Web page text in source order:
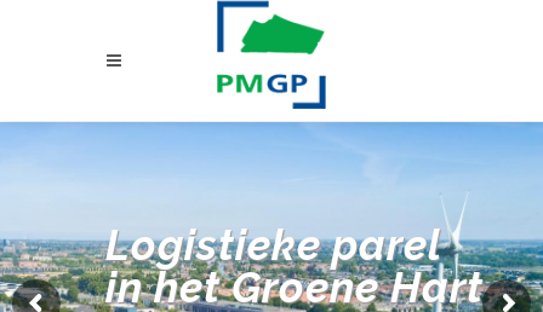
Logistieke parel
in het Groene Hart